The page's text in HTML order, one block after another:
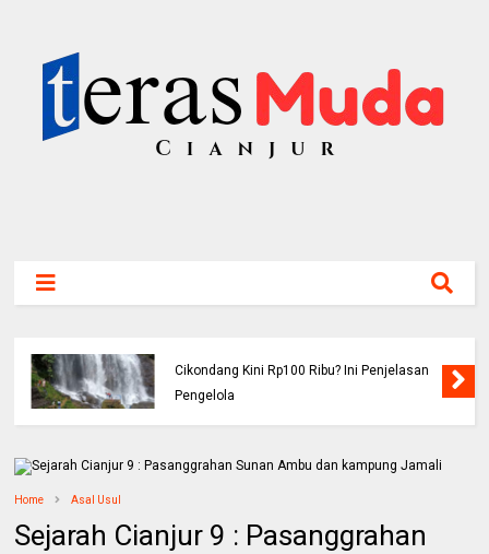
Cikondang Kini Rp100 Ribu? Ini Penjelasan
Pengelola
Home Asal Usul
Sejarah Cianjur 9 : Pasanggrahan